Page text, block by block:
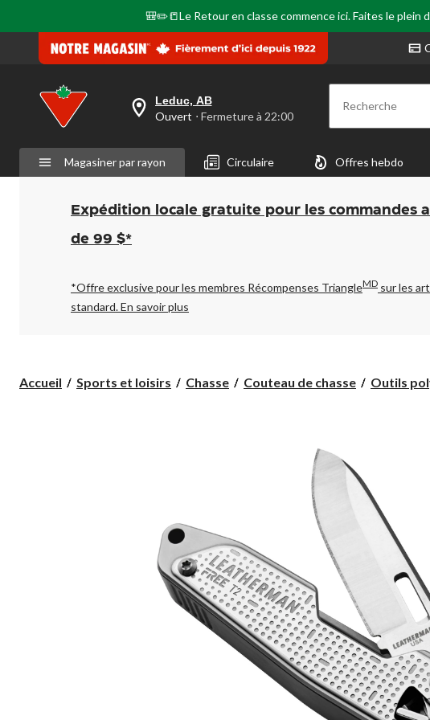
🎒✏️📒Le Retour en classe commence ici. Faites le
votre
est
Leduc,
AB,
Ouvert,
Fermeture
à
pour
changer
Leduc, AB
Ouvert ⋅ Fermeture à 22:00 Recherche
Magasiner par rayon Circulaire Offres hebdo
Expédition locale gratuite pour les commandes
de 99 $*
*Offre exclusive pour les membres Récompenses TriangleMD sur les
standard.En savoir plus
Accueil Sports et loisirs Chasse Couteau de chasse Outils
page.